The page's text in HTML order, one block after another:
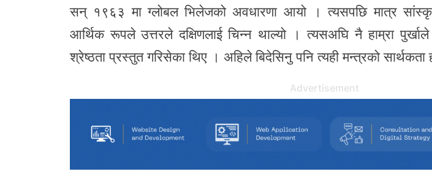
सन् १९६३ मा ग्लोबल भिलेजको अवधारणा आयो । त्यसपछि मात्र
आर्थिक रूपले उत्तरले दक्षिणलाई चिन्न थाल्यो । त्यसअघि नै हाम्रा
श्रेष्ठता प्रस्तुत गरिसेका थिए । अहिले बिदेसिनु पनि त्यही मन्त्रको सार्थकता
Advertisement